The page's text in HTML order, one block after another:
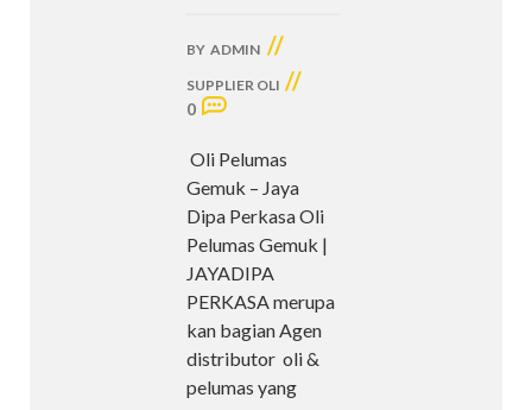
BY ADMIN //
SUPPLIER OLI //
0
Oli Pelumas
Gemuk – Jaya
Dipa Perkasa Oli
Pelumas Gemuk |
JAYADIPA
PERKASA merupa
kan bagian Agen
distributor oli &
pelumas yang